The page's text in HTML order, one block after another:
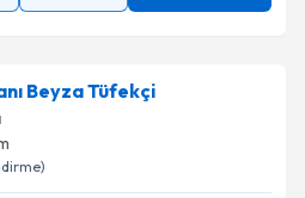
Beyza Tüfekçi